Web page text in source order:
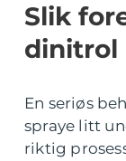
Slik
dinitrol
En seriøs
spraye litt
riktig